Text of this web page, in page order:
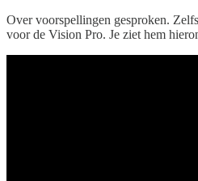
Over voorspellingen gesproken.
voor de Vision Pro. Je ziet hem